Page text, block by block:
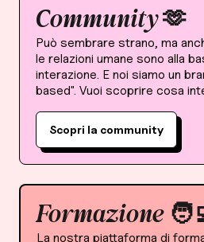
Community 🫶
Può sembrare strano, ma
le relazioni umane sono alla
interazione. E noi siamo un
based". Vuoi scoprire cosa
Scopri la community
Formazione
La nostra piattaforma di